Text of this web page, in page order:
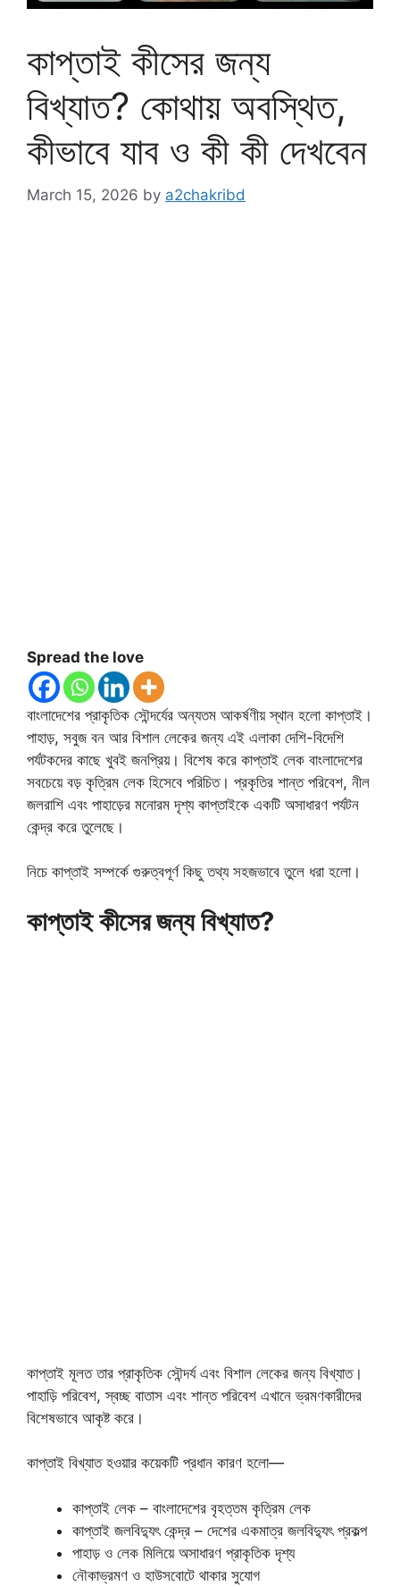
কাপ্তাই কীসের জন্য
বিখ্যাত? কোথায় অবস্থিত,
কীভাবে যাব ও কী কী দেখবেন
March 15, 2026 by a2chakribd
Spread the love
বাংলাদেশের প্রাকৃতিক সৌন্দর্যের অন্যতম আকর্ষণীয় স্থান হলো কাপ্তাই।
পাহাড়, সবুজ বন আর বিশাল লেকের জন্য এই এলাকা দেশি-বিদেশি
পর্যটকদের কাছে খুবই জনপ্রিয়। বিশেষ করে কাপ্তাই লেক বাংলাদেশের
সবচেয়ে বড় কৃত্রিম লেক হিসেবে পরিচিত। প্রকৃতির শান্ত পরিবেশ, নীল
জলরাশি এবং পাহাড়ের মনোরম দৃশ্য কাপ্তাইকে একটি অসাধারণ পর্যটন
কেন্দ্র করে তুলেছে।
নিচে কাপ্তাই সম্পর্কে গুরুত্বপূর্ণ কিছু তথ্য সহজভাবে তুলে ধরা হলো।
কাপ্তাই কীসের জন্য বিখ্যাত?
কাপ্তাই মূলত তার প্রাকৃতিক সৌন্দর্য এবং বিশাল লেকের জন্য বিখ্যাত।
পাহাড়ি পরিবেশ, স্বচ্ছ বাতাস এবং শান্ত পরিবেশ এখানে ভ্রমণকারীদের
বিশেষভাবে আকৃষ্ট করে।
কাপ্তাই বিখ্যাত হওয়ার কয়েকটি প্রধান কারণ হলো—
কাপ্তাই লেক – বাংলাদেশের বৃহত্তম কৃত্রিম লেক
কাপ্তাই জলবিদ্যুৎ কেন্দ্র – দেশের একমাত্র জলবিদ্যুৎ প্রকল্প
পাহাড় ও লেক মিলিয়ে অসাধারণ প্রাকৃতিক দৃশ্য
নৌকাভ্রমণ ও হাউসবোটে থাকার সুযোগ